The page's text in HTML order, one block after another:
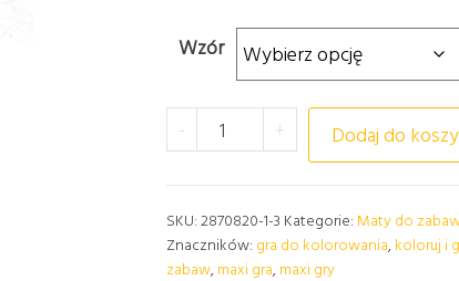
Wzór
- ilość KOLOROWANKA GRA
+ Dodaj do
SKU:2870820-1-3 Kategorie: Maty do
Znaczników: gra do kolorowania,koloruj i
zabaw,maxi gra,maxi gry